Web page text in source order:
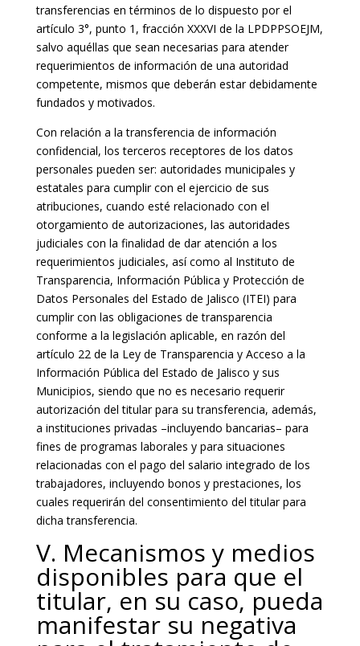
transferencias en términos de lo dispuesto por el
artículo 3°, punto 1, fracción XXXVI de la LPDPPSOEJM,
salvo aquéllas que sean necesarias para atender
requerimientos de información de una autoridad
competente, mismos que deberán estar debidamente
fundados y motivados.
Con relación a la transferencia de información
confidencial, los terceros receptores de los datos
personales pueden ser: autoridades municipales y
estatales para cumplir con el ejercicio de sus
atribuciones, cuando esté relacionado con el
otorgamiento de autorizaciones, las autoridades
judiciales con la finalidad de dar atención a los
requerimientos judiciales, así como al Instituto de
Transparencia, Información Pública y Protección de
Datos Personales del Estado de Jalisco (ITEI) para
cumplir con las obligaciones de transparencia
conforme a la legislación aplicable, en razón del
artículo 22 de la Ley de Transparencia y Acceso a la
Información Pública del Estado de Jalisco y sus
Municipios, siendo que no es necesario requerir
autorización del titular para su transferencia, además,
a instituciones privadas –incluyendo bancarias– para
fines de programas laborales y para situaciones
relacionadas con el pago del salario integrado de los
trabajadores, incluyendo bonos y prestaciones, los
cuales requerirán del consentimiento del titular para
dicha transferencia.
V. Mecanismos y medios
disponibles para que el
titular, en su caso, pueda
manifestar su negativa